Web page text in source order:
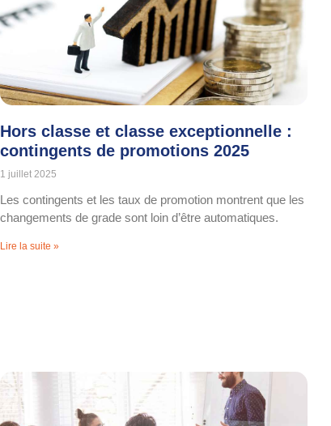
Hors classe et classe exceptionnelle :
contingents de promotions 2025
1 juillet 2025
Les contingents et les taux de promotion montrent que les
changements de grade sont loin d’être automatiques.
Lire la suite »